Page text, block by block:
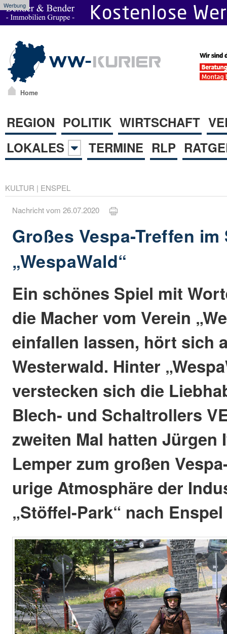
Werbung
Home
REGION POLITIK WIRTSCHAFT
LOKALES
TERMINE RLP
KULTUR | ENSPEL
Nachricht vom 26.07.2020
Großes Vespa-Treffen
„WespaWald“
Ein schönes Spiel mit
die Macher vom Verein
einfallen lassen, hört sich
Westerwald. Hinter
verstecken sich die
Blech- und Schaltrollers
zweiten Mal hatten Jürgen
Lemper zum großen
urige Atmosphäre der
„Stöffel-Park“ nach